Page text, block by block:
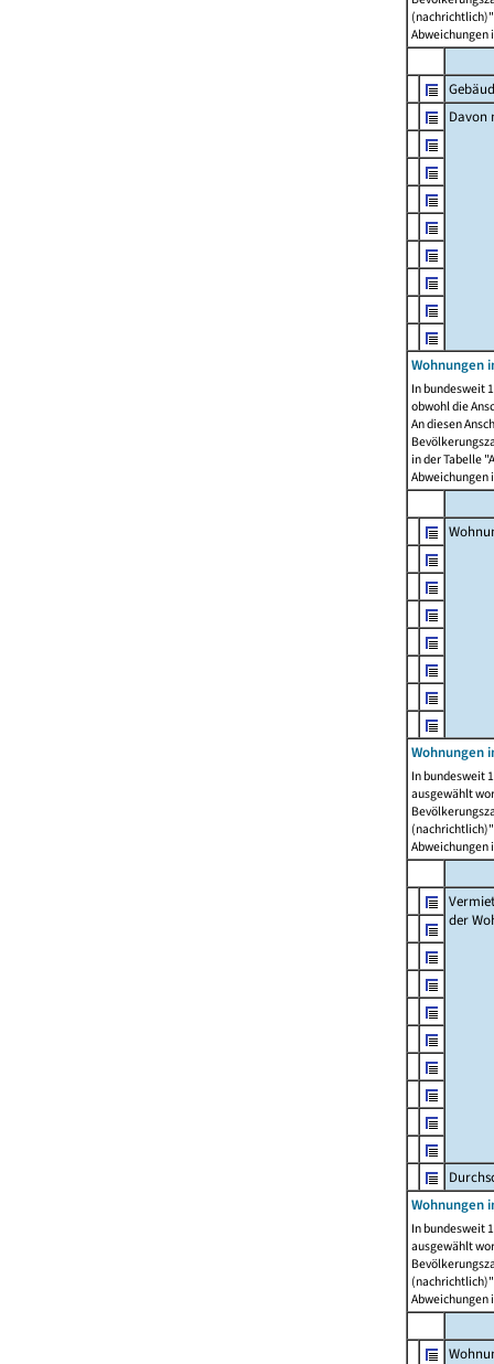
Abweichungen
Davon
Wohnungen
In bundesweit
obwohl die
An diesen
in der Tabelle
Abweichungen
Wohnungen
In bundesweit
ausgewählt
Abweichungen
der
Wohnungen
In bundesweit
ausgewählt
Abweichungen